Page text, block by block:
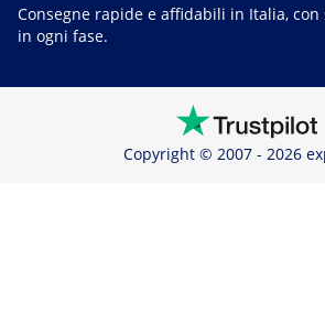
Consegne rapide e affidabili in Italia,
in ogni fase.
Copyright © 2007 - 2026